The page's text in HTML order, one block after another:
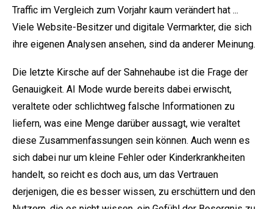
Traffic im Vergleich zum Vorjahr kaum verändert hat ...
Viele Website-Besitzer und digitale Vermarkter, die sich
ihre eigenen Analysen ansehen, sind da anderer Meinung.
Die letzte Kirsche auf der Sahnehaube ist die Frage der
Genauigkeit. AI Mode wurde bereits dabei erwischt,
veraltete oder schlichtweg falsche Informationen zu
liefern, was eine Menge darüber aussagt, wie veraltet
diese Zusammenfassungen sein können. Auch wenn es
sich dabei nur um kleine Fehler oder Kinderkrankheiten
handelt, so reicht es doch aus, um das Vertrauen
derjenigen, die es besser wissen, zu erschüttern und den